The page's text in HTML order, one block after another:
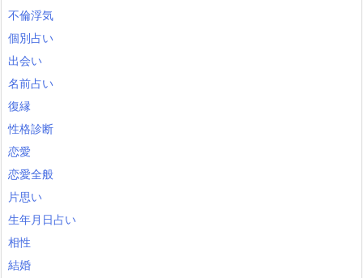
不倫浮気
個別占い
出会い
名前占い
復縁
性格診断
恋愛
恋愛全般
片思い
生年月日占い
相性
結婚